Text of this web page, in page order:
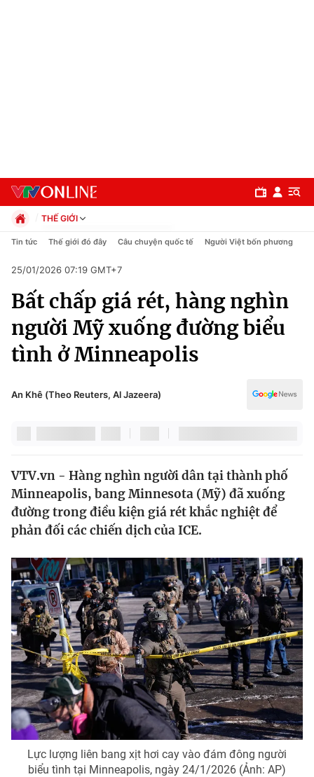
Chuyên mục
Chính trị
Xã hội
Pháp luật
Y tế
Thế giới
Tin tức
Thế giới đó đây
Câu chuyện quốc tế
Kinh tế
Thị trường
Góc doanh nghiệp
Dữ liệu và đời sống
Truyền hình
Phim VTV
Hậu trường
Nhân vật
Khán giả
Giải sao mai
Giải trí
Điện ảnh
Âm nhạc
Sao
Đời sống
Du lịch
Làm đẹp
Chất lượng cuộc sống
Giáo dục
Tuyển sinh
Công nghệ
THẾ GIỚI
Chính trị
Pháp luật
Kinh tế
Thể thao
Truyền hình
Văn hóa - Giải trí
Công nghệ
Tin tức Thế giới đó đây Câu chuyện quốc tế Người Việt bốn phương
25/01/2026 07:19 GMT+7
Bất chấp giá rét, hàng nghìn
người Mỹ xuống đường biểu
tình ở Minneapolis
An Khê (Theo Reuters, Al Jazeera)
VTV.vn - Hàng nghìn người dân tại thành phố
Minneapolis, bang Minnesota (Mỹ) đã xuống
đường trong điều kiện giá rét khắc nghiệt để
phản đối các chiến dịch của ICE.
Lực lượng liên bang xịt hơi cay vào đám đông người
biểu tình tại Minneapolis, ngày 24/1/2026 (Ảnh: AP)